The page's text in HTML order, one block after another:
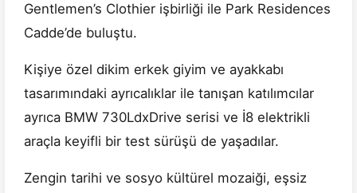
Gentlemen’s Clothier işbirliği ile Park Residences
Cadde’de buluştu.
Kişiye özel dikim erkek giyim ve ayakkabı
tasarımındaki ayrıcalıklar ile tanışan katılımcılar
ayrıca BMW 730LdxDrive serisi ve İ8 elektrikli
araçla keyifli bir test sürüşü de yaşadılar.
Zengin tarihi ve sosyo kültürel mozaiği, eşsiz